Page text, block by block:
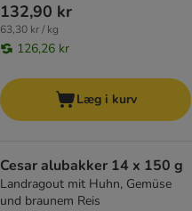
132,90 kr
63,30 kr / kg
126,26 kr
Læg i kurv
Cesar alubakker 14 x 150 g
Landragout mit Huhn, Gemüse
und braunem Reis